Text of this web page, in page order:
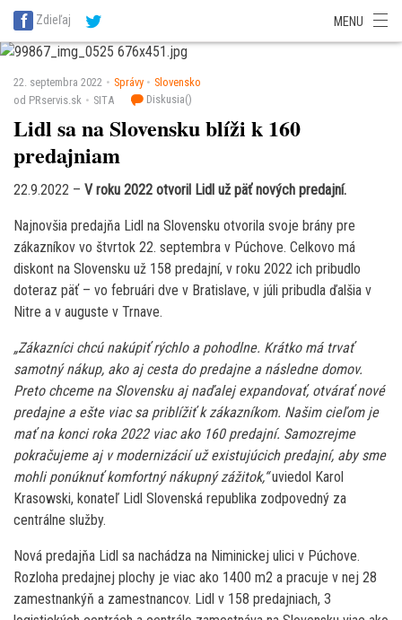
SITA Energetika
SITA Potravinárstvo
Zdieľaj MENU
22. septembra 2022 Správy
Slovensko
od PRservis.sk
SITA Diskusia()
Lidl sa na Slovensku blíži k 160
predajniam
22.9.2022 – V roku 2022 otvoril Lidl už päť nových predajní.
Najnovšia predajňa Lidl na Slovensku otvorila svoje brány pre
zákazníkov vo štvrtok 22. septembra v Púchove. Celkovo má
diskont na Slovensku už 158 predajní, v roku 2022 ich pribudlo
doteraz päť – vo februári dve v Bratislave, v júli pribudla ďalšia v
Nitre a v auguste v Trnave.
„Zákazníci chcú nakúpiť rýchlo a pohodlne. Krátko má trvať
samotný nákup, ako aj cesta do predajne a následne domov.
Preto chceme na Slovensku aj naďalej expandovať, otvárať nové
predajne a ešte viac sa priblížiť k zákazníkom. Našim cieľom je
mať na konci roka 2022 viac ako 160 predajní. Samozrejme
pokračujeme aj v modernizácií už existujúcich predajní, aby sme
mohli ponúknuť komfortný nákupný zážitok,“uviedol Karol
Krasowski, konateľ Lidl Slovenská republika zodpovedný za
centrálne služby.
Nová predajňa Lidl sa nachádza na Niminickej ulici v Púchove.
Rozloha predajnej plochy je viac ako 1400 m2 a pracuje v nej 28
zamestnankýň a zamestnancov. Lidl v 158 predajniach, 3